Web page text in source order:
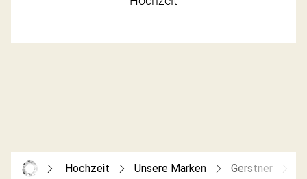
Hochzeit Unsere Marken Gerstner